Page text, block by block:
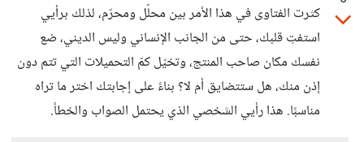
كثرت الفتاوى في هذا الأمر بين محلّل ومحرّم، لذلك برأيي
استفتِ قلبك، حتى من الجانب الإنساني وليس الديني، ضع
نفسك مكان صاحب المنتج، وتخيّل كمّ التحميلات التي تتم دون
إذن منك، هل ستتضايق أم لا؟ بناءً على إجابتك اختر ما تراه
مناسبًا. هذا رأيي الشخصي الذي يحتمل الصواب والخطأ.